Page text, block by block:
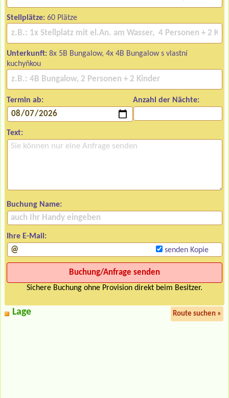
Stellplätze: 60 Plätze
Unterkunft: 8x 5B Bungalow, 4x 4B Bungalow s vlastní
kuchyňkou
Termin ab: Anzahl der Nächte:
Text:
Buchung Name:
Ihre E-Mail:
senden Kopie
Sichere Buchung ohne Provision direkt beim Besitzer.
Lage Route suchen »